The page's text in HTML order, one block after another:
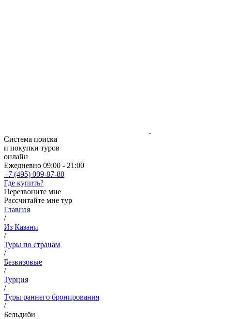
Система поиска
и покупки туров
онлайн
Ежедневно 09:00 - 21:00
+7 (495) 009-87-80
Где купить?
Перезвоните мне
Рассчитайте мне тур
Главная
/
Из Казани
/
Туры по странам
/
Безвизовые
/
Турция
/
Туры раннего бронирования
/
Бельдиби